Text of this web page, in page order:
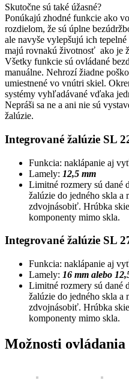
Skutočne sú také úžasné?
Ponúkajú zhodné funkcie ako
rozdielom, že sú úplne
ale navyše vylepšujú ich
majú rovnakú životnosť ako je
Všetky funkcie sú ovládané
manuálne. Nehrozí žiadne
umiestnené vo vnútri skiel.
systémy vyhľadávané vďaka
Nepráši sa ne a ani nie sú
žalúzie.
Integrované žalúzie SL
Funkcia: naklápanie aj
Lamely: 12,5 mm
Limitné rozmery sú dané
žalúzie do jedného skla a
zdvojnásobiť. Hrúbka
komponenty mimo skla.
Integrované žalúzie SL
Funkcia: naklápanie aj
Lamely: 16 mm alebo
Limitné rozmery sú dané
žalúzie do jedného skla a
zdvojnásobiť. Hrúbka
komponenty mimo skla.
Možnosti